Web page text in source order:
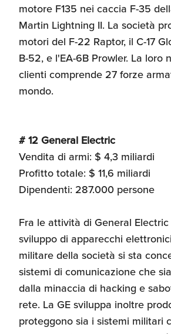
motore F135 nei caccia F-35
Martin Lightning II. La società
motori del F-22 Raptor, il C-17
B-52, e l'EA-6B Prowler. La loro
clienti comprende 27 forze
mondo.
# 12 General Electric
Vendita di armi: $ 4,3 miliardi
Profitto totale: $ 11,6 miliardi
Dipendenti: 287.000 persone
Fra le attività di General
sviluppo di apparecchi
militare della società si sta
sistemi di comunicazione che
dalla minaccia di hacking e
rete. La GE sviluppa inoltre
proteggono sia i sistemi militari